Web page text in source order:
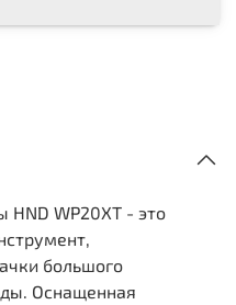
WP20XT - это
большого
Оснащенная